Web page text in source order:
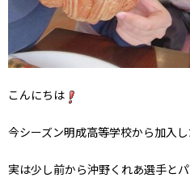
こんにちは
今シーズン明成高等学校から加入
実は少し前から沖野くれあ選手と